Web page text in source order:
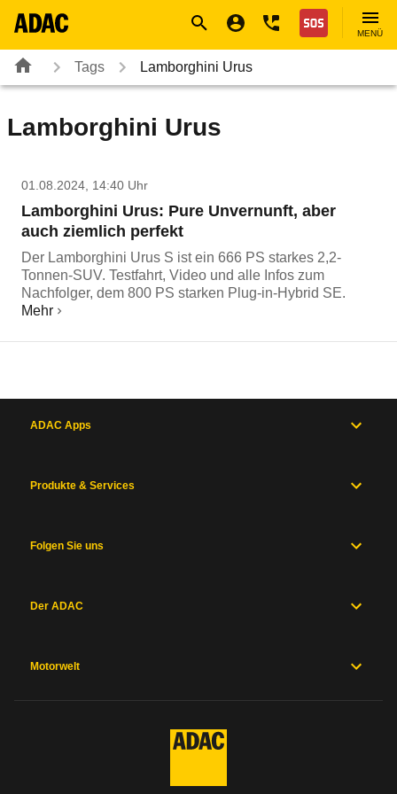
Nothilfe
MENÜ
Tags Lamborghini Urus
Lamborghini Urus
01.08.2024, 14:40 Uhr
Lamborghini Urus: Pure Unvernunft, aber
auch ziemlich perfekt
Der Lamborghini Urus S ist ein 666 PS starkes 2,2-
Tonnen-SUV. Testfahrt, Video und alle Infos zum
Nachfolger, dem 800 PS starken Plug-in-Hybrid SE.
Mehr
ADAC Apps
Produkte & Services
Folgen Sie uns
Der ADAC
Motorwelt